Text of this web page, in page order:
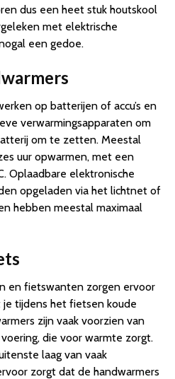
dus een heet stuk houtskool
met elektrische
een gedoe.
op batterijen of accu’s en
verwarmingsapparaten om
om te zetten. Meestal
uur opwarmen, met een
Oplaadbare elektronische
opgeladen via het lichtnet of
hebben meestal maximaal
en fietswanten zorgen ervoor
tijdens het fietsen koude
zijn vaak voorzien van
die voor warmte zorgt.
laag van vaak
zorgt dat de handwarmers